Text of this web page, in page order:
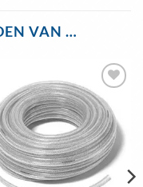
VAN …
Toevoegen
aan
wenslijst